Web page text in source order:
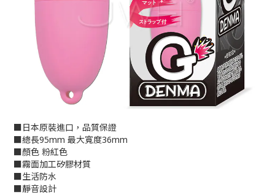
■日本原裝進口，品質保證
■總長95mm 最大寬度36mm
■顏色 粉紅色
■霧面加工矽膠材質
■生活防水
■靜音設計